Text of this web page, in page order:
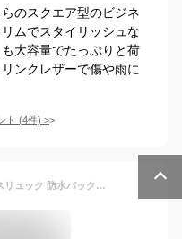
のスクエア型のビジネ
ムでスタイリッシュな
大容量でたっぷりと荷
ンクレザーで傷や雨に
ト (4件) >
[BOPAI] リュック メンズ ビジネスリュック 防水バックパック USB充電ポート搭載 ラップトップバッグ 大容量 容量追加 通勤バッグ 通学 15.6インチパソコン対応 ブラック